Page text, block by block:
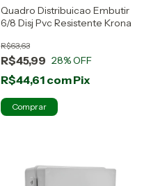
Quadro Distribuicao Embutir
6/8 Disj Pvc Resistente Krona
R$45,99
R$63,63
28% OFF
R$44,61 comPix